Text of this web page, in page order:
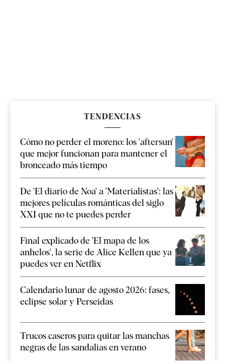
TENDENCIAS
Cómo no perder el moreno: los 'aftersun'
que mejor funcionan para mantener el
bronceado más tiempo
De 'El diario de Noa' a 'Materialistas': las
mejores películas románticas del siglo
XXI que no te puedes perder
Final explicado de 'El mapa de los
anhelos', la serie de Alice Kellen que ya
puedes ver en Netflix
Calendario lunar de agosto 2026: fases,
eclipse solar y Perseidas
Trucos caseros para quitar las manchas
negras de las sandalias en verano